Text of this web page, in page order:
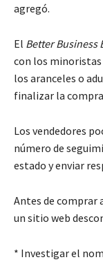
agregó.
El Better Business
con los minoristas
los aranceles o
finalizar la
Los vendedores
número de
estado y enviar
Antes de comprar
un sitio web
* Investigar el